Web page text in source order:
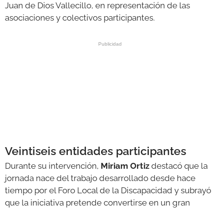
Juan de Dios Vallecillo, en representación de las
asociaciones y colectivos participantes.
Veintiseis entidades participantes
Durante su intervención, Miriam Ortiz destacó que la
jornada nace del trabajo desarrollado desde hace
tiempo por el Foro Local de la Discapacidad y subrayó
que la iniciativa pretende convertirse en un gran